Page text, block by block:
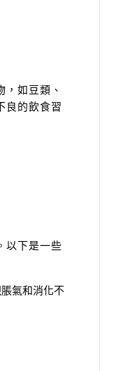
如豆類、
良的飲食習
以下是一些
氣和消化不